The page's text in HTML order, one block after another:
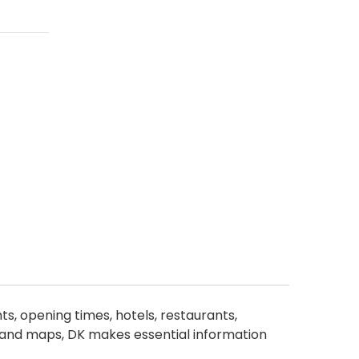
opening times, hotels, restaurants,
maps, DK makes essential information